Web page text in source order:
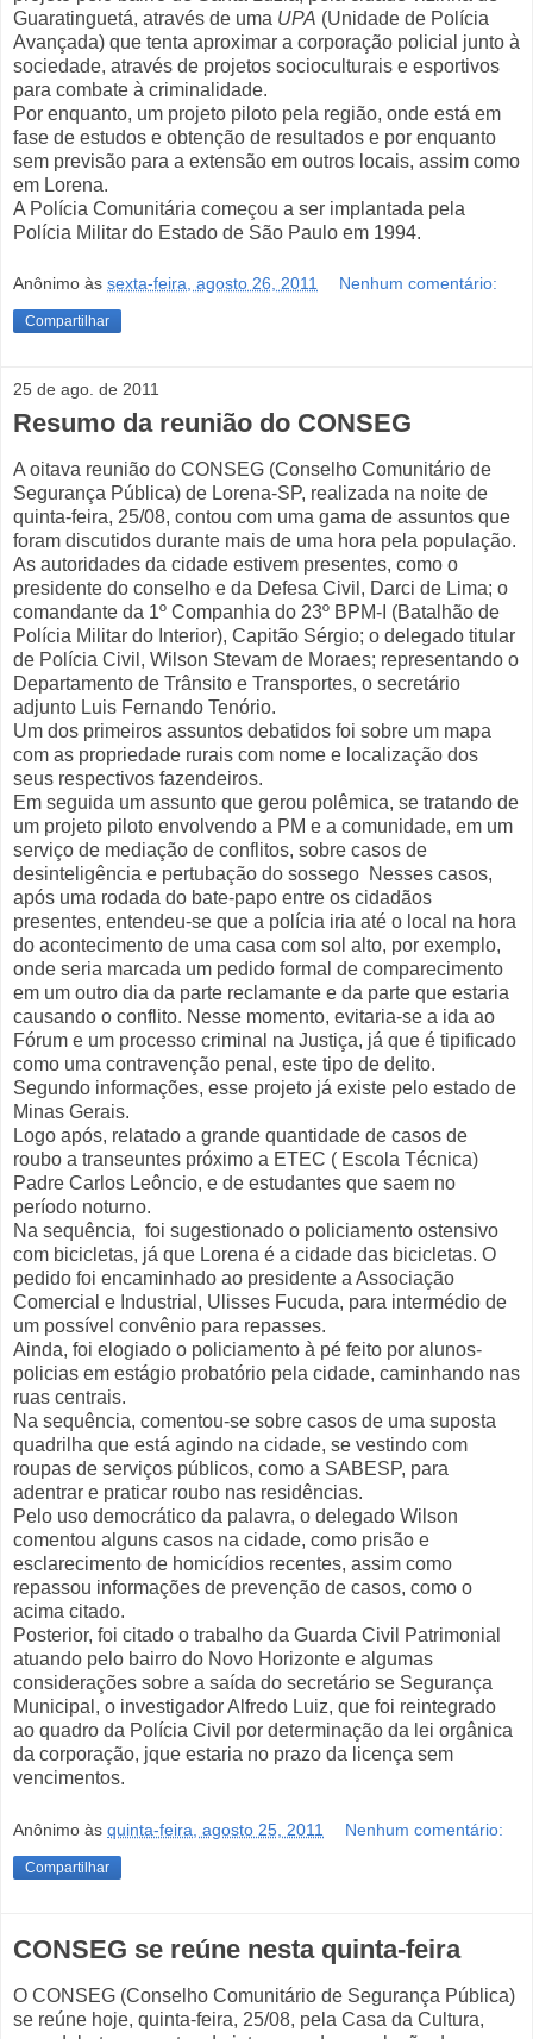
Guaratinguetá, através de uma UPA (Unidade de Polícia
Avançada) que tenta aproximar a corporação policial junto à
sociedade, através de projetos socioculturais e esportivos
para combate à criminalidade.
Por enquanto, um projeto piloto pela região, onde está em
fase de estudos e obtenção de resultados e por enquanto
sem previsão para a extensão em outros locais, assim como
em Lorena.
A Polícia Comunitária começou a ser implantada pela
Polícia Militar do Estado de São Paulo em 1994.
Anônimo às sexta-feira, agosto 26, 2011 Nenhum comentário:
Compartilhar
25 de ago. de 2011
Resumo da reunião do CONSEG
A oitava reunião do CONSEG (Conselho Comunitário de
Segurança Pública) de Lorena-SP, realizada na noite de
quinta-feira, 25/08, contou com uma gama de assuntos que
foram discutidos durante mais de uma hora pela população.
As autoridades da cidade estivem presentes, como o
presidente do conselho e da Defesa Civil, Darci de Lima; o
comandante da 1º Companhia do 23º BPM-I (Batalhão de
Polícia Militar do Interior), Capitão Sérgio; o delegado titular
de Polícia Civil, Wilson Stevam de Moraes; representando o
Departamento de Trânsito e Transportes, o secretário
adjunto Luis Fernando Tenório.
Um dos primeiros assuntos debatidos foi sobre um mapa
com as propriedade rurais com nome e localização dos
seus respectivos fazendeiros.
Em seguida um assunto que gerou polêmica, se tratando de
um projeto piloto envolvendo a PM e a comunidade, em um
serviço de mediação de conflitos, sobre casos de
desinteligência e pertubação do sossego Nesses casos,
após uma rodada do bate-papo entre os cidadãos
presentes, entendeu-se que a polícia iria até o local na hora
do acontecimento de uma casa com sol alto, por exemplo,
onde seria marcada um pedido formal de comparecimento
em um outro dia da parte reclamante e da parte que estaria
causando o conflito. Nesse momento, evitaria-se a ida ao
Fórum e um processo criminal na Justiça, já que é tipificado
como uma contravenção penal, este tipo de delito.
Segundo informações, esse projeto já existe pelo estado de
Minas Gerais.
Logo após, relatado a grande quantidade de casos de
roubo a transeuntes próximo a ETEC ( Escola Técnica)
Padre Carlos Leôncio, e de estudantes que saem no
período noturno.
Na sequência, foi sugestionado o policiamento ostensivo
com bicicletas, já que Lorena é a cidade das bicicletas. O
pedido foi encaminhado ao presidente a Associação
Comercial e Industrial, Ulisses Fucuda, para intermédio de
um possível convênio para repasses.
Ainda, foi elogiado o policiamento à pé feito por alunos-
policias em estágio probatório pela cidade, caminhando nas
ruas centrais.
Na sequência, comentou-se sobre casos de uma suposta
quadrilha que está agindo na cidade, se vestindo com
roupas de serviços públicos, como a SABESP, para
adentrar e praticar roubo nas residências.
Pelo uso democrático da palavra, o delegado Wilson
comentou alguns casos na cidade, como prisão e
esclarecimento de homicídios recentes, assim como
repassou informações de prevenção de casos, como o
acima citado.
Posterior, foi citado o trabalho da Guarda Civil Patrimonial
atuando pelo bairro do Novo Horizonte e algumas
considerações sobre a saída do secretário se Segurança
Municipal, o investigador Alfredo Luiz, que foi reintegrado
ao quadro da Polícia Civil por determinação da lei orgânica
da corporação, jque estaria no prazo da licença sem
vencimentos.
Anônimo às quinta-feira, agosto 25, 2011 Nenhum comentário:
Compartilhar
CONSEG se reúne nesta quinta-feira
O CONSEG (Conselho Comunitário de Segurança Pública)
se reúne hoje, quinta-feira, 25/08, pela Casa da Cultura,